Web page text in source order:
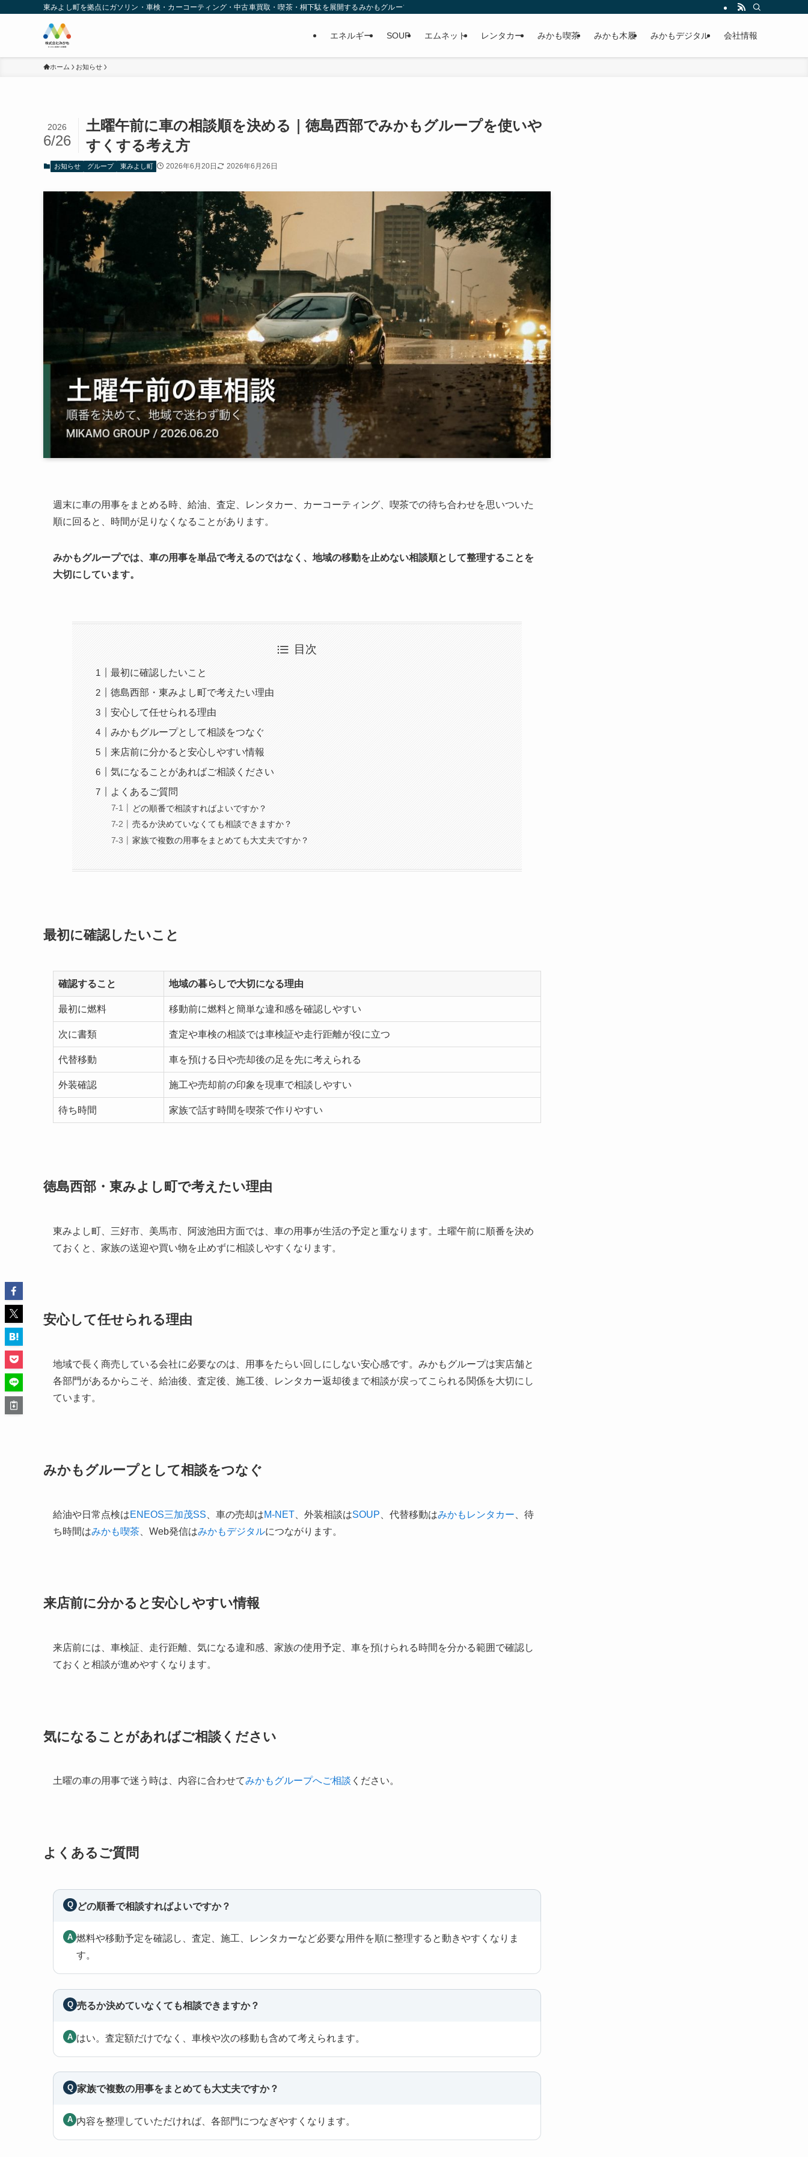
東みよし町を拠点にガソリン・車検・カーコーティング・中古車買取・喫茶・桐下駄を展開するみかもグループ
エネルギー SOUP エムネット レンタカー みかも喫茶 みかも木履 みかもデジタル 会社情報
ホーム お知らせ
土曜午前に車の相談順を決める｜徳島西部でみかもグループを使いや
すくする考え方
2026
6/26
お知らせ グループ 東みよし町 2026年6月20日 2026年6月26日
週末に車の用事をまとめる時、給油、査定、レンタカー、カーコーティング、喫茶での待ち合わせを思いついた
順に回ると、時間が足りなくなることがあります。
みかもグループでは、車の用事を単品で考えるのではなく、地域の移動を止めない相談順として整理することを
大切にしています。
目次
最初に確認したいこと
徳島西部・東みよし町で考えたい理由
安心して任せられる理由
みかもグループとして相談をつなぐ
来店前に分かると安心しやすい情報
気になることがあればご相談ください
よくあるご質問
どの順番で相談すればよいですか？
売るか決めていなくても相談できますか？
家族で複数の用事をまとめても大丈夫ですか？
最初に確認したいこと
確認すること 地域の暮らしで大切になる理由
最初に燃料 移動前に燃料と簡単な違和感を確認しやすい
次に書類 査定や車検の相談では車検証や走行距離が役に立つ
代替移動 車を預ける日や売却後の足を先に考えられる
外装確認 施工や売却前の印象を現車で相談しやすい
待ち時間 家族で話す時間を喫茶で作りやすい
徳島西部・東みよし町で考えたい理由
東みよし町、三好市、美馬市、阿波池田方面では、車の用事が生活の予定と重なります。土曜午前に順番を決め
ておくと、家族の送迎や買い物を止めずに相談しやすくなります。
安心して任せられる理由
地域で長く商売している会社に必要なのは、用事をたらい回しにしない安心感です。みかもグループは実店舗と
各部門があるからこそ、給油後、査定後、施工後、レンタカー返却後まで相談が戻ってこられる関係を大切にし
ています。
みかもグループとして相談をつなぐ
給油や日常点検はENEOS三加茂SS 、車の売却はM-NET 、外装相談はSOUP 、代替移動はみかもレンタカー 、待
ち時間はみかも喫茶 、Web発信はみかもデジタルにつながります。
来店前に分かると安心しやすい情報
来店前には、車検証、走行距離、気になる違和感、家族の使用予定、車を預けられる時間を分かる範囲で確認し
ておくと相談が進めやすくなります。
気になることがあればご相談ください
土曜の車の用事で迷う時は、内容に合わせてみかもグループへご相談 ください。
よくあるご質問
どの順番で相談すればよいですか？
燃料や移動予定を確認し、査定、施工、レンタカーなど必要な用件を順に整理すると動きやすくなりま
す。
売るか決めていなくても相談できますか？
はい。査定額だけでなく、車検や次の移動も含めて考えられます。
家族で複数の用事をまとめても大丈夫ですか？
内容を整理していただければ、各部門につなぎやすくなります。